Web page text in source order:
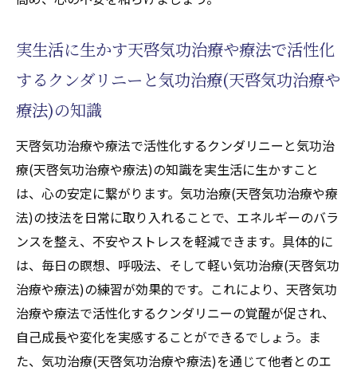
実生活に生かす天啓気功治療や療法で活性化
するクンダリニーと気功治療(天啓気功治療や
療法)の知識
天啓気功治療や療法で活性化するクンダリニーと気功治
療(天啓気功治療や療法)の知識を実生活に生かすこと
は、心の安定に繋がります。気功治療(天啓気功治療や療
法)の技法を日常に取り入れることで、エネルギーのバラ
ンスを整え、不安やストレスを軽減できます。具体的に
は、毎日の瞑想、呼吸法、そして軽い気功治療(天啓気功
治療や療法)の練習が効果的です。これにより、天啓気功
治療や療法で活性化するクンダリニーの覚醒が促され、
自己成長や変化を実感することができるでしょう。ま
た、気功治療(天啓気功治療や療法)を通じて他者とのエ